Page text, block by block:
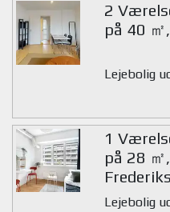
2
på 40
Lejebolig
1
på 28 ㎡,
Lejebolig